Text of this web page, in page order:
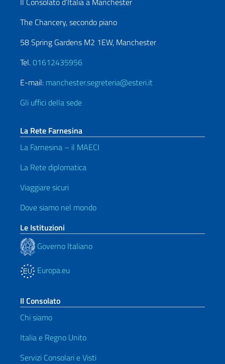
The Chancery, secondo piano
58 Spring Gardens M2 1EW, Manchester
Tel.01612435956
E-mail: manchester.segreteria@esteri.it
Gli uffici della sede
La Rete Farnesina
La Farnesina – il MAECI
La Rete diplomatica
Viaggiare sicuri
Dove siamo nel mondo
Le Istituzioni
Governo Italiano
Europa.eu
Il Consolato
Chi siamo
Italia e Regno Unito
Servizi Consolari e Visti